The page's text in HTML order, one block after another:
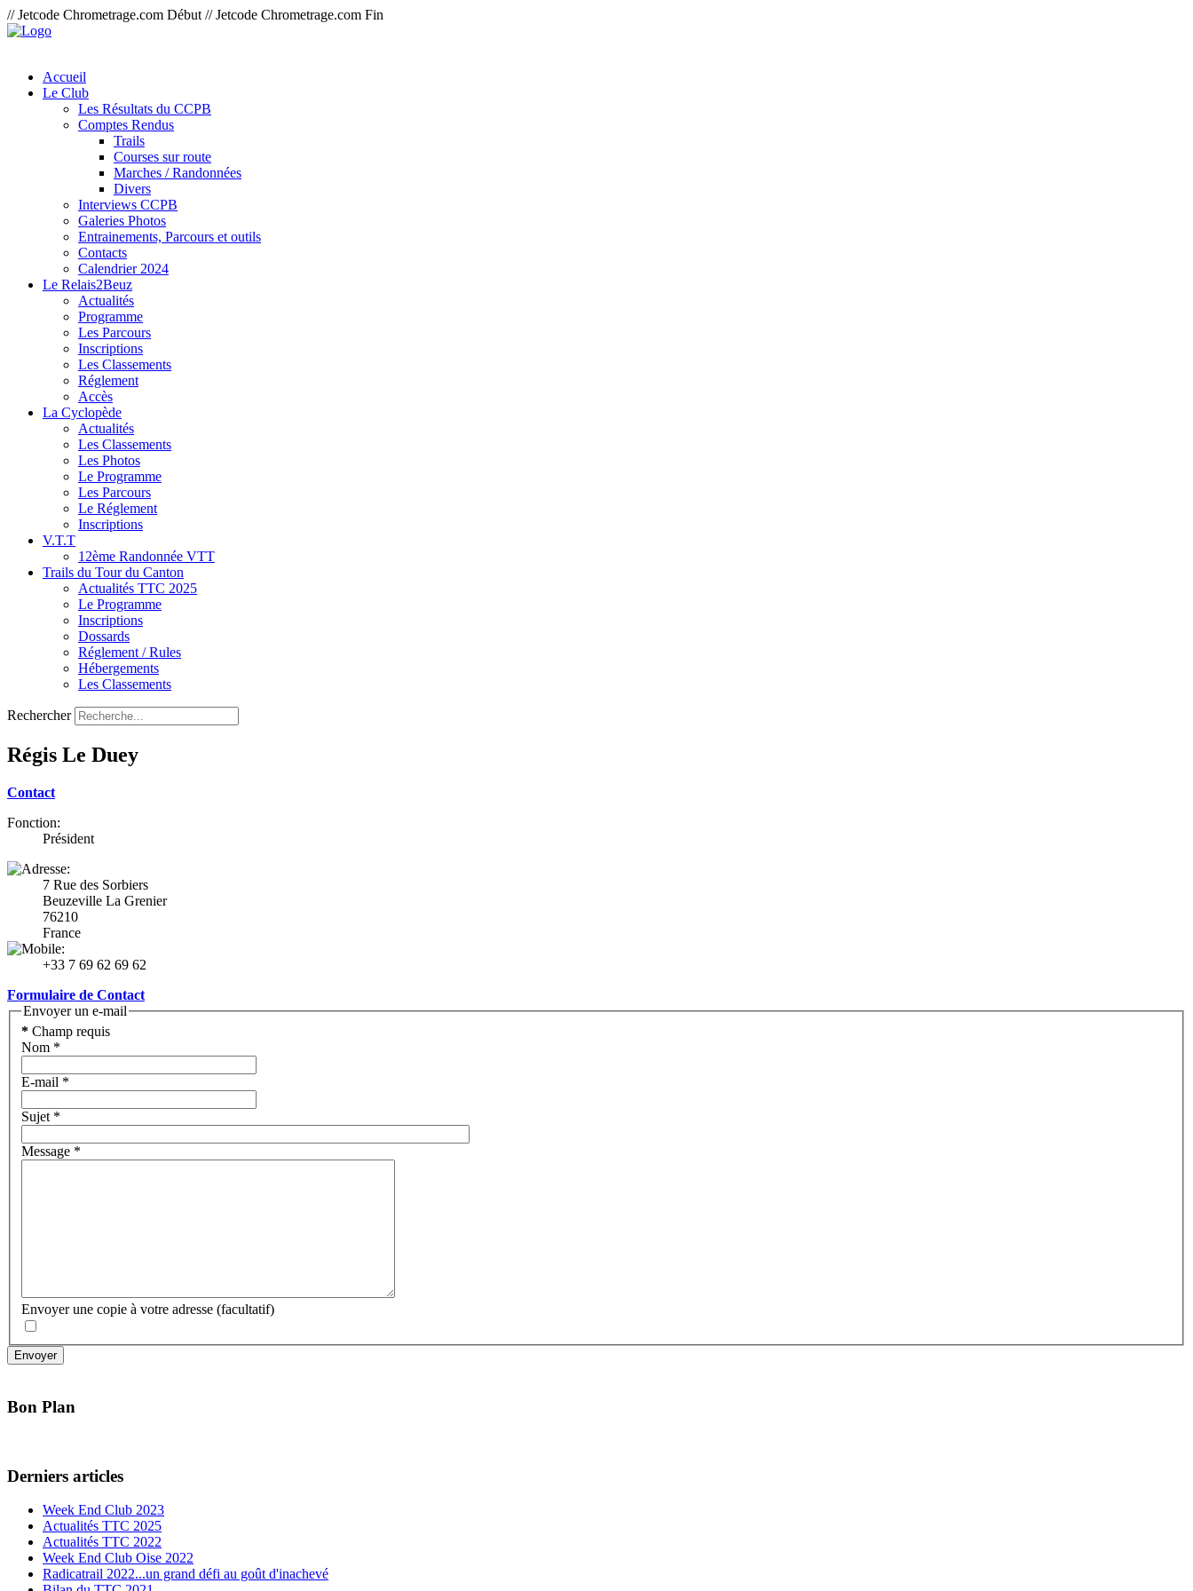
// Jetcode Chrometrage.com Début // Jetcode Chrometrage.com Fin
Accueil
Le Club
Les Résultats du CCPB
Comptes Rendus
Trails
Courses sur route
Marches / Randonnées
Divers
Interviews CCPB
Galeries Photos
Entrainements, Parcours et outils
Contacts
Calendrier 2024
Le Relais2Beuz
Actualités
Programme
Les Parcours
Inscriptions
Les Classements
Réglement
Accès
La Cyclopède
Actualités
Les Classements
Les Photos
Le Programme
Les Parcours
Le Réglement
Inscriptions
V.T.T
12ème Randonnée VTT
Trails du Tour du Canton
Actualités TTC 2025
Le Programme
Inscriptions
Dossards
Réglement / Rules
Hébergements
Les Classements
Rechercher
Régis Le Duey
Contact
Fonction:
Président
7 Rue des Sorbiers
Beuzeville La Grenier
76210
France
+33 7 69 62 69 62
Formulaire de Contact
Envoyer un e-mail
* Champ requis
Nom *
E-mail *
Sujet*
Message *
Envoyer une copie à votre adresse (facultatif)
Envoyer
Bon Plan
Derniers articles
Week End Club 2023
Actualités TTC 2025
Actualités TTC 2022
Week End Club Oise 2022
Radicatrail 2022...un grand défi au goût d'inachevé